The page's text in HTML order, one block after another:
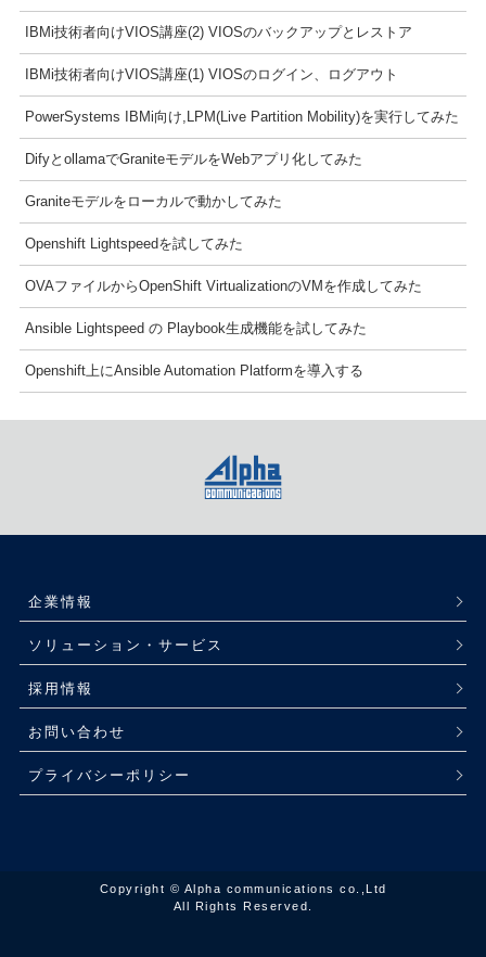
IBMi技術者向けVIOS講座(2) VIOSのバックアップとレストア
IBMi技術者向けVIOS講座(1) VIOSのログイン、ログアウト
PowerSystems IBMi向け,LPM(Live Partition Mobility)を実行してみた
DifyとollamaでGraniteモデルをWebアプリ化してみた
Graniteモデルをローカルで動かしてみた
Openshift Lightspeedを試してみた
OVAファイルからOpenShift VirtualizationのVMを作成してみた
Ansible Lightspeed の Playbook生成機能を試してみた
Openshift上にAnsible Automation Platformを導入する
企業情報
ソリューション・サービス
採用情報
お問い合わせ
プライバシーポリシー
Copyright © Alpha communications co.,Ltd
All Rights Reserved.